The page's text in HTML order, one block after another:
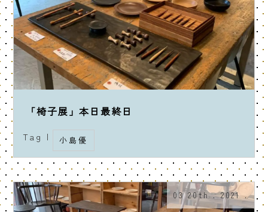
「椅子展」本日最終日
Tag | 小島優
03 20th . 2021 .